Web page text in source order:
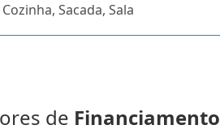
Sacada, Sala
de Financiamento